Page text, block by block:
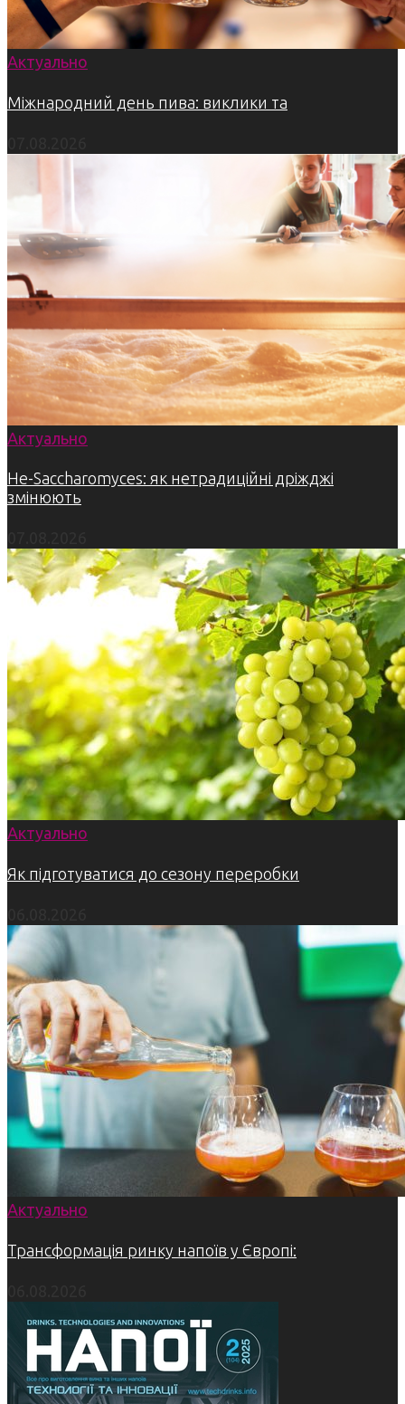
Актуально
Міжнародний день пива: виклики та
Актуально
Не-Saccharomyces: як нетрадиційні дріжджі
змінюють
Актуально
Як підготуватися до сезону переробки
Актуально
Трансформація ринку напоїв у Європі: